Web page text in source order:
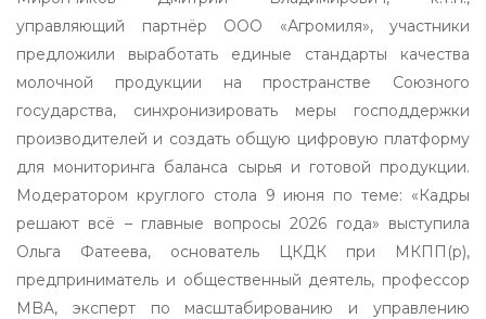
управляющий партнёр ООО «Агромиля», участники
предложили выработать единые стандарты качества
молочной продукции на пространстве Союзного
государства, синхронизировать меры господдержки
производителей и создать общую цифровую платформу
для мониторинга баланса сырья и готовой продукции.
Модератором круглого стола 9 июня по теме: «Кадры
решают всё – главные вопросы 2026 года» выступила
Ольга Фатеева, основатель ЦКДК при МКПП(р),
предприниматель и общественный деятель, профессор
MBA, эксперт по масштабированию и управлению